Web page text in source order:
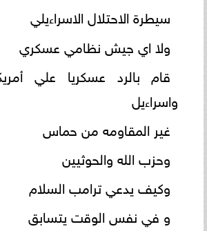
سيطرة الاحتلال الاسراءيلي
ولا اي جيش نظامي عسكري
قام بالرد عسكريا علي
واسراءيل
غير المقاومه من حماس
وحزب الله والحوثيين
وكيف يدعي ترامب السلام
و في نفس الوقت يتسابق